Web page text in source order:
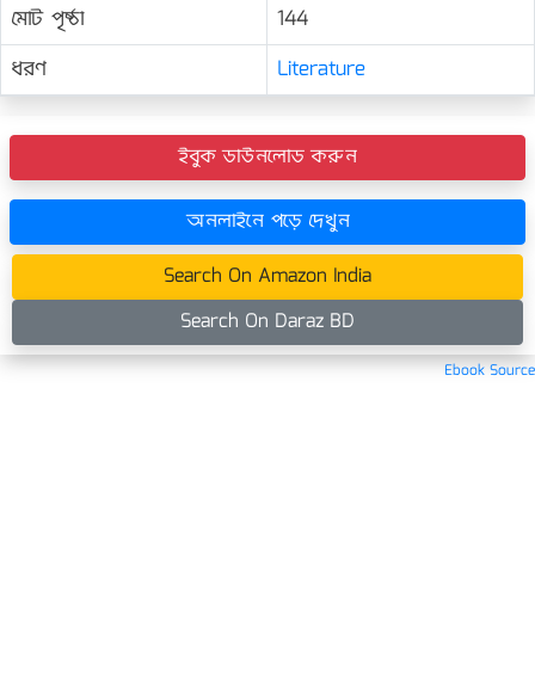
মোট পৃষ্ঠা
144
ধরণ
Literature
ইবুক ডাউনলোড করুন
অনলাইনে পড়ে দেখুন
Search On Amazon India
Search On Daraz BD
Ebook Source